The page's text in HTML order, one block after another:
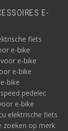
E-
fiets
e-bike
e-bike
e-bike
bike
pedelec
e-bike
elektrische fiets
zoeken op merk